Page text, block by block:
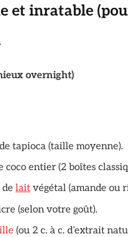
et inratable
overnight)
tapioca (taille moyenne).
coco entier (2 boîtes
laitvégétal (amande ou
(selon votre goût).
(ou 2 c. à c. d’extrait